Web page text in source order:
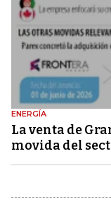
ENERGÍA
La venta de
movida del